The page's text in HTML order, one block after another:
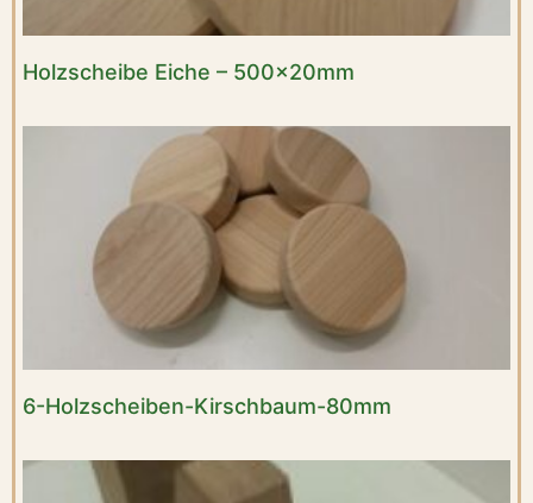
Holzscheibe Eiche – 500x20mm
6-Holzscheiben-Kirschbaum-80mm